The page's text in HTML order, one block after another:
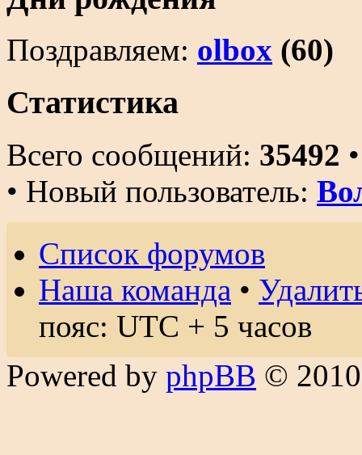
Поздравляем: olbox (60)
Статистика
Всего сообщений: 35492
• Новый пользователь:
Список форумов
Наша команда •
пояс: UTC + 5 часов
Powered by phpBB ©